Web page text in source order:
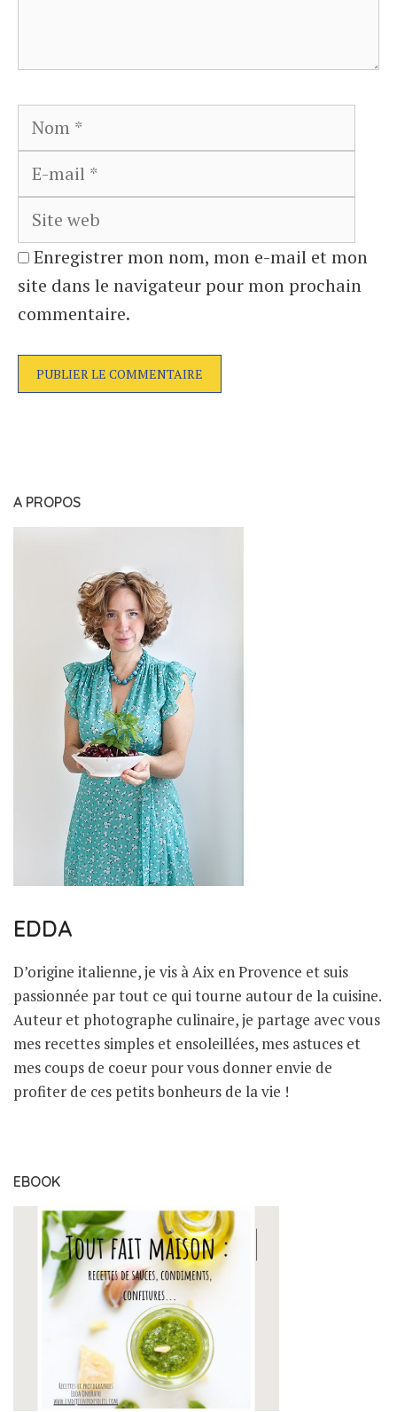
Nom
Enregistrer mon nom, mon e-mail et mon
site dans le navigateur pour mon prochain
commentaire.
A PROPOS
EDDA
D’origine italienne, je vis à Aix en Provence et suis
passionnée par tout ce qui tourne autour de la cuisine.
Auteur et photographe culinaire, je partage avec vous
mes recettes simples et ensoleillées, mes astuces et
mes coups de coeur pour vous donner envie de
profiter de ces petits bonheurs de la vie !
EBOOK